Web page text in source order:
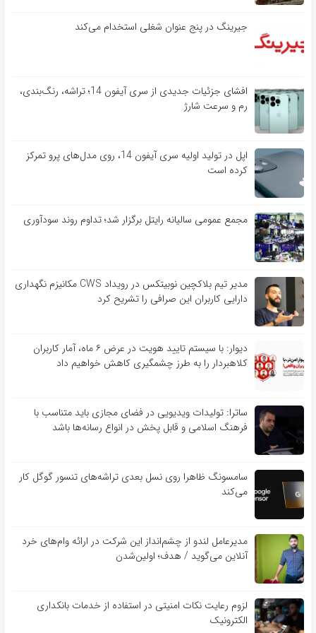
جیرینگ در پنج عنوان شغلی استخدام می‌کند
افشای جزئیات جدیدی از سری آیفون 14؛ تراشه، رنگ‌بندی،
رم و سرعت شارژ
اپل در تولید اولیه سری آیفون 14، روی مدل‌های پرو تمرکز
کرده است
مجمع عمومی سالیانه رایتل برگزار شد؛ تداوم روند سودآوری
مدیر تیم بلاکچین نوبیتکس در رویداد CWS مکانیزم نگهداری
دارایی کاربران این صرافی را تشریح کرد
دیوار: با سیستم تایید هویت در عرض ۶ ماه، آمار کاربران
کلاهبردار را به طرز چشمگیری کاهش خواهیم داد
ساترا: تولیدات ویدیویی در فضای مجازی باید متناسب با
فرهنگ اسلامی و قابل پخش در انواع رسانه‌ها باشد
سامسونگ ظاهرا روی نسل بعدی تراشه‌های تنسور گوگل کار
می‌کند
مدیرعامل لندو از چشم‌انداز این شرکت در ارائه وام‌های خرد
آنلاین می‌گوید / هدف؛ اولین‌شدن
لزوم رعایت نکات امنیتی در استفاده از خدمات بانکداری
الکترونیک